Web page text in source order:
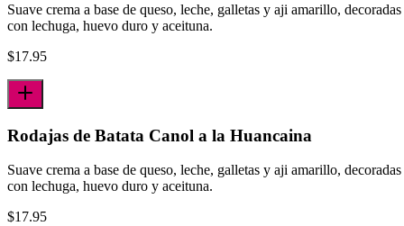
Suave crema a base de queso, leche, galletas y aji amarillo, decoradas
con lechuga, huevo duro y aceituna.
$17.95
Rodajas de Batata Canol a la Huancaina
Suave crema a base de queso, leche, galletas y aji amarillo, decoradas
con lechuga, huevo duro y aceituna.
$17.95